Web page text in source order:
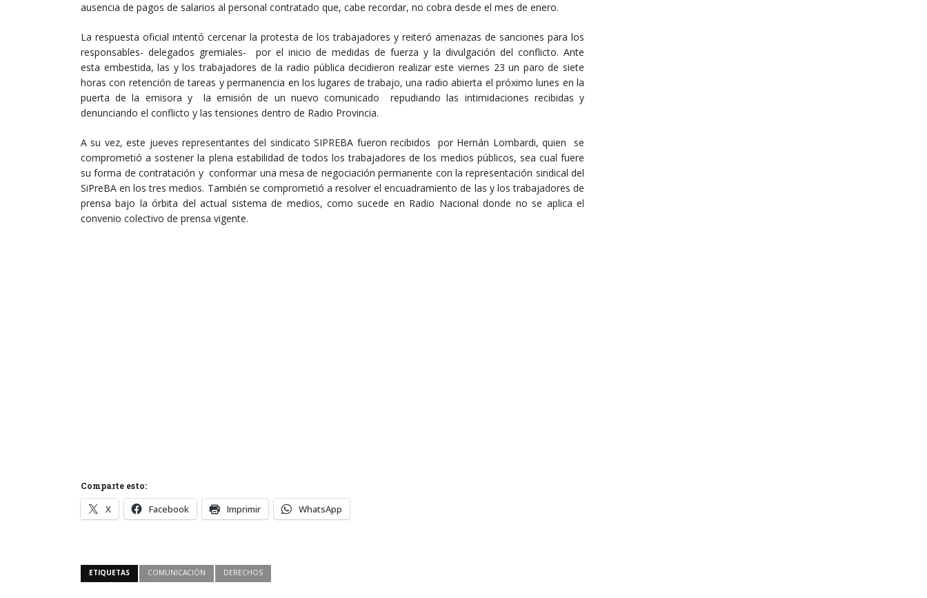
ausencia de pagos de salarios al personal contratado que, cabe recordar, no cobra desde el mes de enero.
La respuesta oficial intentó cercenar la protesta de los trabajadores y reiteró amenazas de sanciones para los
responsables- delegados gremiales- por el inicio de medidas de fuerza y la divulgación del conflicto. Ante
esta embestida, las y los trabajadores de la radio pública decidieron realizar este viernes 23 un paro de siete
horas con retención de tareas y permanencia en los lugares de trabajo, una radio abierta el próximo lunes en la
puerta de la emisora y la emisión de un nuevo comunicado repudiando las intimidaciones recibidas y
denunciando el conflicto y las tensiones dentro de Radio Provincia.
A su vez, este jueves representantes del sindicato SIPREBA fueron recibidos por Hernán Lombardi, quien se
comprometió a sostener la plena estabilidad de todos los trabajadores de los medios públicos, sea cual fuere
su forma de contratación y conformar una mesa de negociación permanente con la representación sindical del
SiPreBA en los tres medios. También se comprometió a resolver el encuadramiento de las y los trabajadores de
prensa bajo la órbita del actual sistema de medios, como sucede en Radio Nacional donde no se aplica el
convenio colectivo de prensa vigente.
Comparte esto:
X Facebook Imprimir WhatsApp
ETIQUETAS COMUNICACIÓN DERECHOS